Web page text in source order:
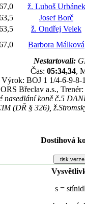
ž. Luboš Urbánek
Josef Borč
ž. Ondřej Velek
Barbora Málková
Nestartovali:
Čas: 05:34,34,
Výrok: BOJ 1 1/4-6-9-8-
Břeclav a.s.,
nasedlání koně č.5
(DŘ § 326),
Dostihová
s =